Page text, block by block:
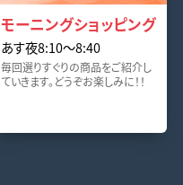
モーニングショッピング
あす夜8:10〜8:40
毎回選りすぐりの商品をご紹介し
ていきます。どうぞお楽しみに！！